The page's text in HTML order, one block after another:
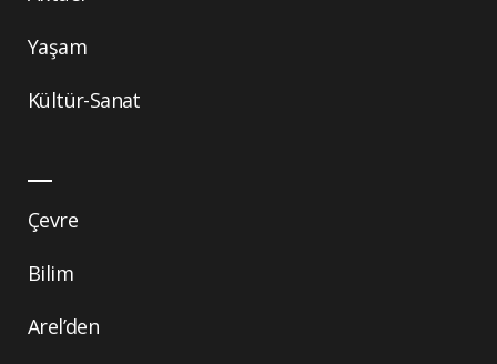
Yaşam
Kültür-Sanat
Çevre
Bilim
Arel’den